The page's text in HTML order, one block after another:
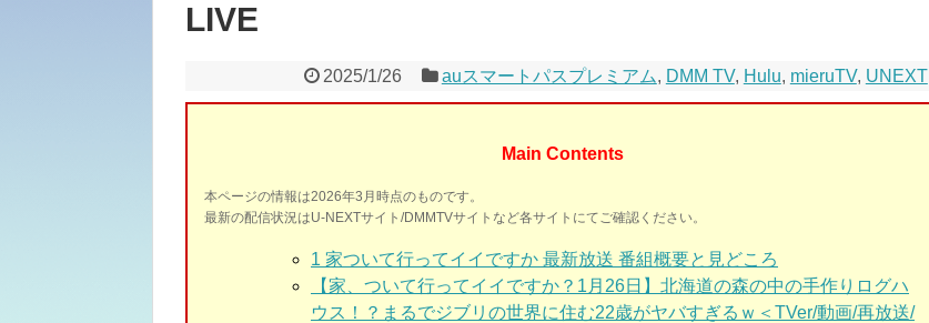
LIVE
2025/1/26 auスマートパスプレミアム, DMM TV, Hulu, mieruTV, UNEXT
Main Contents
本ページの情報は2026年3月時点のものです。
最新の配信状況はU-NEXTサイト/DMMTVサイトなど各サイトにてご確認ください。
1 家ついて行ってイイですか 最新放送 番組概要と見どころ
【家、ついて行ってイイですか？1月26日】北海道の森の中の手作りログハ
ウス！？まるでジブリの世界に住む22歳がヤバすぎるｗ＜TVer/動画/再放送/